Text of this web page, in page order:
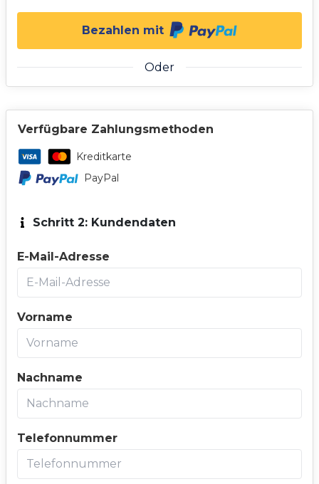
Bezahlen mit
Oder
Verfügbare Zahlungsmethoden
Kreditkarte
PayPal
Schritt 2: Kundendaten
E-Mail-Adresse
Vorname
Nachname
Telefonnummer